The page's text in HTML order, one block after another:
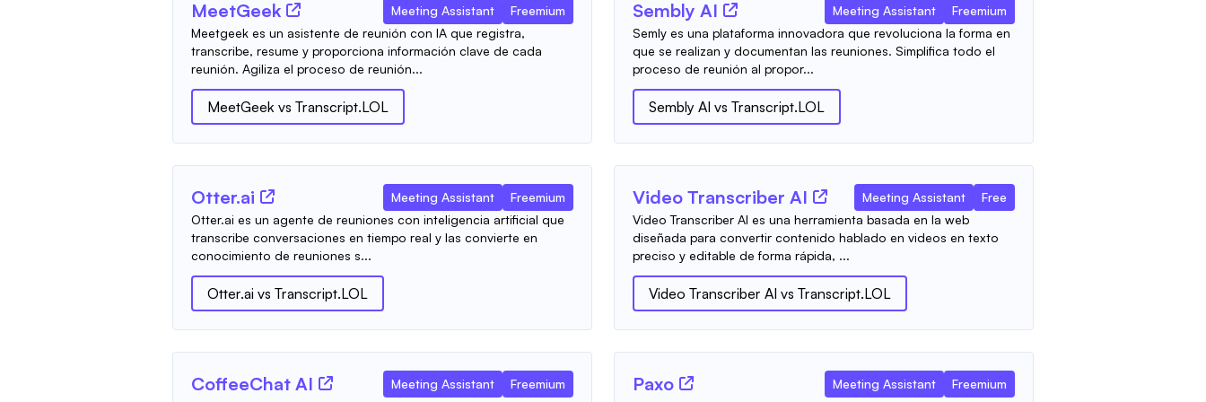
MeetGeek Meeting Assistant
Freemium
Meetgeek es un asistente de reunión con IA que registra,
transcribe, resume y proporciona información clave de cada
reunión. Agiliza el proceso de reunión...
MeetGeek vs Transcript.LOL
Sembly AI Meeting Assistant
Freemium
Semly es una plataforma innovadora que revoluciona la forma en
que se realizan y documentan las reuniones. Simplifica todo el
proceso de reunión al propor...
Sembly AI vs Transcript.LOL
Otter.ai Meeting Assistant
Freemium
Otter.ai es un agente de reuniones con inteligencia artificial que
transcribe conversaciones en tiempo real y las convierte en
conocimiento de reuniones s...
Otter.ai vs Transcript.LOL
Video Transcriber AI Meeting Assistant
Free
Video Transcriber AI es una herramienta basada en la web
diseñada para convertir contenido hablado en videos en texto
preciso y editable de forma rápida, ...
Video Transcriber AI vs Transcript.LOL
CoffeeChat AI Meeting Assistant
Freemium
Paxo Meeting Assistant
Freemium